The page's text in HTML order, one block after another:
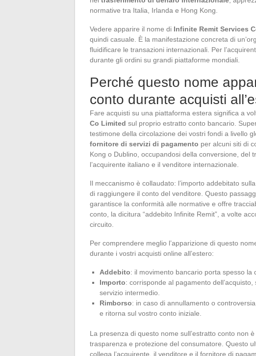
normative tra Italia, Irlanda e Hong Kong.
Vedere apparire il nome di Infinite Remit Services
quindi casuale. È la manifestazione concreta di
fluidificare le transazioni internazionali. Per
durante gli ordini su grandi piattaforme mondiali.
Perché questo nome
conto durante acquisti
Fare acquisti su una piattaforma estera significa a
Co Limited sul proprio estratto conto bancario.
testimone della circolazione dei vostri fondi a livello
fornitore di servizi di pagamento per alcuni siti di
Kong o Dublino, occupandosi della conversione, del
l’acquirente italiano e il venditore internazionale.
Il meccanismo è collaudato: l’importo addebitato
di raggiungere il conto del venditore. Questo
garantisce la conformità alle normative e offre
conto, la dicitura “addebito Infinite Remit”, a volte
circuito.
Per comprendere meglio l’apparizione di questo
durante i vostri acquisti online all’estero:
Addebito: il movimento bancario porta spesso la
Importo: corrisponde al pagamento
servizio intermedio.
Rimborso: in caso di annullamento o
e ritorna sul vostro conto iniziale.
La presenza di questo nome sull’estratto conto non
trasparenza e protezione del consumatore. Questo
collega l’acquirente, il venditore e il fornitore di